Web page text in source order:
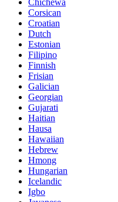
Chichewa
Corsican
Croatian
Dutch
Estonian
Filipino
Finnish
Frisian
Galician
Georgian
Gujarati
Haitian
Hausa
Hawaiian
Hebrew
Hmong
Hungarian
Icelandic
Igbo